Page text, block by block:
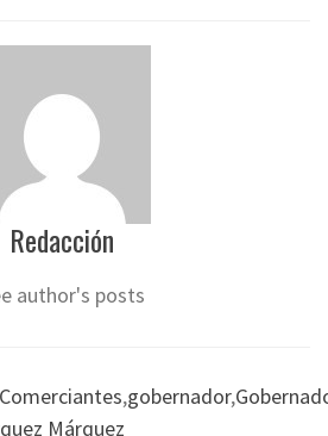
Redacción
author's posts
Comerciantes,gobernador,
Márquez